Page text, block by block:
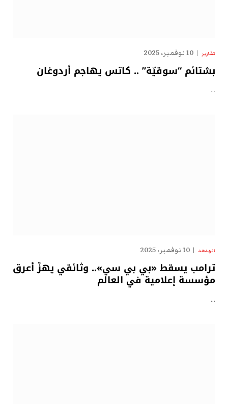
تقارير 10 نوفمبر، 2025
بشتائم “سوقيّة” .. كاتس يهاجم أردوغان
…
الهدهد 10 نوفمبر، 2025
ترامب يسقط «بي بي سي».. وثائقي يهزّ أعرق
مؤسسة إعلامية في العالم
…